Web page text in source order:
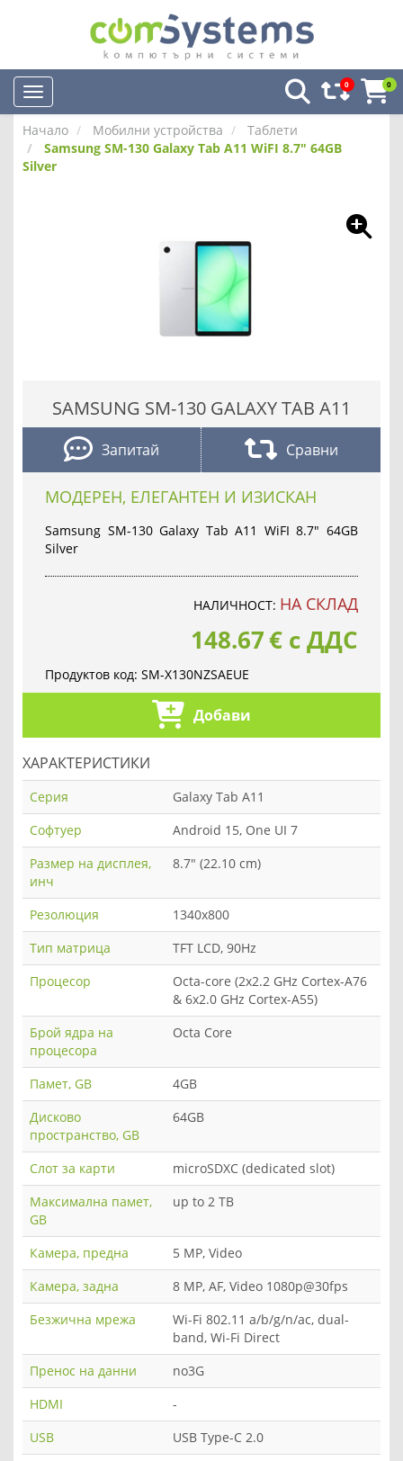
0 0
Начало Мобилни устройства
Таблети
Samsung SM-130 Galaxy Tab A11 WiFI 8.7" 64GB
Silver
SAMSUNG SM-130 GALAXY TAB A11
Запитай Сравни
МОДЕРЕН, ЕЛЕГАНТЕН И ИЗИСКАН
Samsung SM-130 Galaxy Tab A11 WiFI 8.7" 64GB
Silver
НАЛИЧНОСТ: НА СКЛАД
148.67€ с ДДС
Продуктов код: SM-X130NZSAEUE
Добави
ХАРАКТЕРИСТИКИ
Серия
Galaxy Tab A11
Софтуер
Android 15, One UI 7
Размер на дисплея,
инч
8.7" (22.10 cm)
Резолюция
1340x800
Тип матрица
TFT LCD, 90Hz
Процесор
Octa-core (2x2.2 GHz Cortex-A76
& 6x2.0 GHz Cortex-A55)
Брой ядра на
процесора
Octa Core
Памет, GB
4GB
Дисково
пространство, GB
64GB
Слот за карти
microSDXC (dedicated slot)
Максимална памет,
GB
up to 2 TB
Камера, предна
5 MP, Video
Камера, задна
8 MP, AF, Video 1080p@30fps
Безжична мрежа
Wi-Fi 802.11 a/b/g/n/ac, dual-
band, Wi-Fi Direct
Пренос на данни
no3G
HDMI
-
USB
USB Type-C 2.0